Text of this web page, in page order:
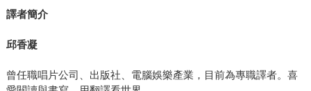
譯者簡介
邱香凝
曾任職唱片公司、出版社、電腦娛樂產業，目前為專職譯者。喜